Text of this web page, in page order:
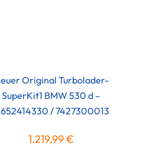
Original Turbolader-
SuperKit1 BMW 530 d –
/ 7427300013
1.219,99€